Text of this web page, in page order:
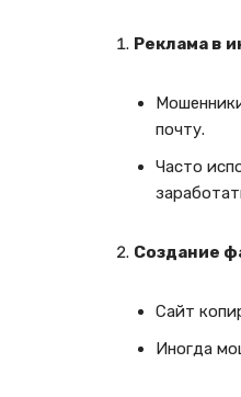
Реклама в
почту.
Часто
Создание
Сайт
Иногда